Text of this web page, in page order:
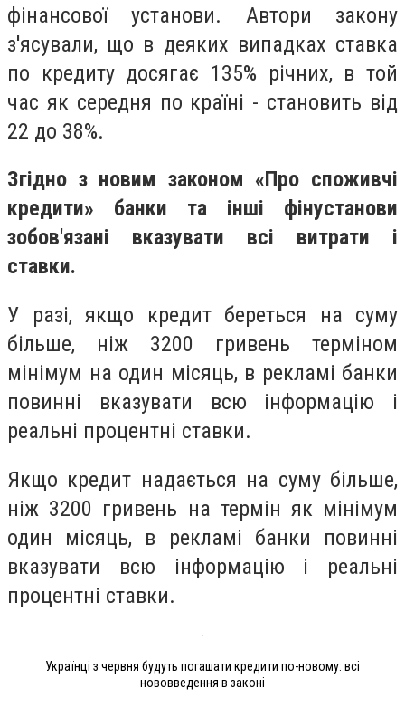
фінансової установи. Автори закону
з'ясували, що в деяких випадках ставка
по кредиту досягає 135% річних, в той
час як середня по країні - становить від
22 до 38%.
Згідно з новим законом «Про споживчі
кредити» банки та інші фінустанови
зобов'язані вказувати всі витрати і
ставки.
У разі, якщо кредит береться на суму
більше, ніж 3200 гривень терміном
мінімум на один місяць, в рекламі банки
повинні вказувати всю інформацію і
реальні процентні ставки.
Якщо кредит надається на суму більше,
ніж 3200 гривень на термін як мінімум
один місяць, в рекламі банки повинні
вказувати всю інформацію і реальні
процентні ставки.
Українці з червня будуть погашати кредити по-новому: всі
нововведення в законі